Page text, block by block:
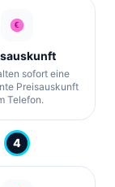
sofort eine
Preisauskunft
Telefon.
4